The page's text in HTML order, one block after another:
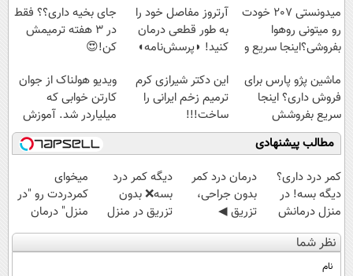
میدونستی 207 خودت
رو میتونی روهوا
بفروشی؟اینجا سریع و
آرتروز مفاصل خود را
به طور قطعی درمان
کنید! ◗پرسش‌نامه◖
جای بخیه داری؟؟ فقط
در 3 هفته ترمیمش
کن!😍
ماشین پژو پارس برای
فروش داری؟ اینجا
سریع بفروشش
این دکتر شیرازی کرم
ترمیم زخم ایرانی را
ساخت!!!
ویدیو هولناک از جوان
کارتن خوابی که
میلیاردر شد. آموزش
رایگان
مطالب پیشنهادی
کمر درد داری؟
دیگه بسه! در
منزل درمانش
کن
(◀پرسش‌نامه)
درمان درد کمر
بدون جراحی،
تزریق ◀
پرسش‌نامه رو پر
کن ▶
دیگه کمر درد
بسه❌ بدون
تزریق در منزل
درمانش کن✅
◀پرسش‌نامه پر
میخوای
کمردردت رو "در
منزل" درمان
کنی؟ (◂فیلم +
◂پرسش‌نامه)
نظر شما
نام